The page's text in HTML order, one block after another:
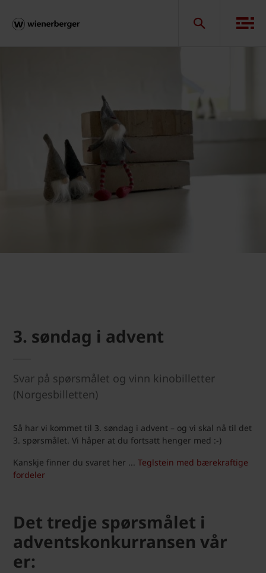
3. søndag i advent
Svar på spørsmålet og vinn kinobilletter
(Norgesbilletten)
Så har vi kommet til 3. søndag i advent – og vi skal nå til det
3. spørsmålet. Vi håper at du fortsatt henger med :-)
Kanskje finner du svaret her ... Teglstein med bærekraftige
fordeler
Det tredje spørsmålet i
adventskonkurransen vår
er: